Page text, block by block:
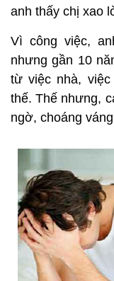
anh thấy chị xao
Vì công việc,
nhưng gần 10
từ việc nhà,
thế. Thế nhưng,
ngờ, choáng